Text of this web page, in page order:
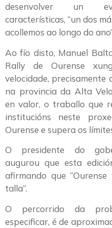
desenvolver un
características, “un dos
acollemos ao longo do
Ao fío disto, Manuel
Rally de Ourense
velocidade, precisamente
na provincia da Alta
en valor, o traballo que
institucións neste
Ourense e supera os
O presidente do
augurou que esta
afirmando que
talla”.
O percorrido da
especificar, é de